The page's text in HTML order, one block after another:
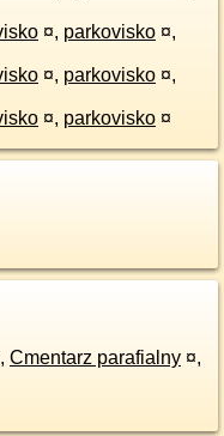
¤, parkovisko ¤,
¤, parkovisko ¤,
¤, parkovisko ¤
, Cmentarz parafialny ¤,